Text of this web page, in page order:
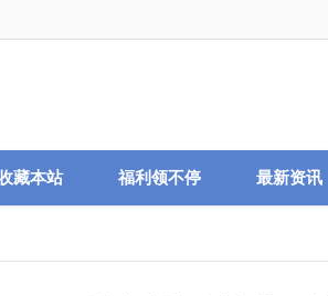
藏本站 福利领不停 最新资讯